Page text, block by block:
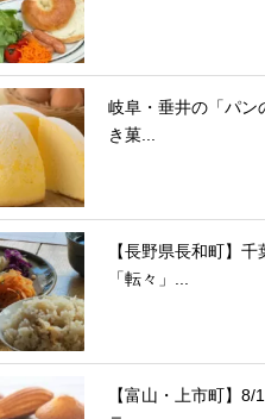
岐阜・垂井の「パン
き菓...
【長野県長和町】
「転々」...
【富山・上市町】